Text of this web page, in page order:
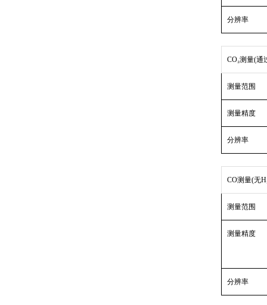
分辨率
CO₂测量(通
测量范围
测量精度
分辨率
CO测量(无
测量范围
测量精度
分辨率